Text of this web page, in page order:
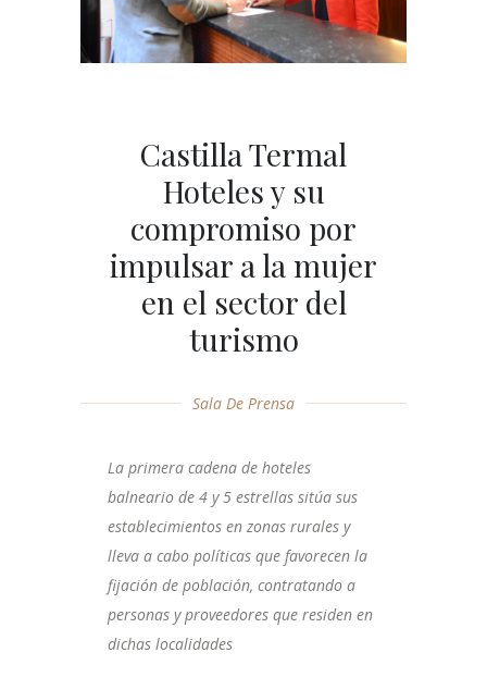
Castilla Termal
Hoteles y su
compromiso por
impulsar a la mujer
en el sector del
turismo
Sala De Prensa
La primera cadena de hoteles
balneario de 4 y 5 estrellas sitúa sus
establecimientos en zonas rurales y
lleva a cabo políticas que favorecen la
fijación de población, contratando a
personas y proveedores que residen en
dichas localidades